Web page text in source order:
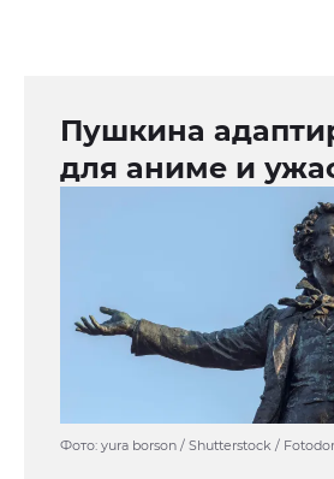
Пушкина
для аниме и
Фото: yura borson / Shutterstock /